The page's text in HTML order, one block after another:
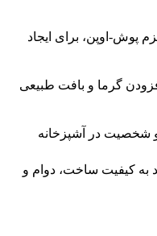
پوش-اوپن، برای ایجاد
گرما و بافت طبیعی
و شخصیت در آشپزخانه
به کیفیت ساخت، دوام و